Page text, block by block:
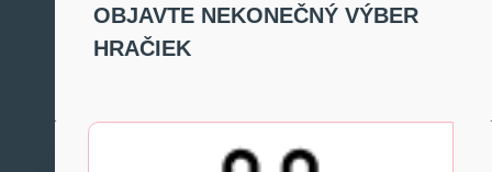
OBJAVTE NEKONEČNÝ VÝBER
HRAČIEK